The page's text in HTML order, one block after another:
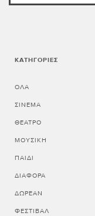
ΚΑΤΗΓΟΡΊΕΣ
ΌΛΑ
ΣΙΝΕΜΆ
ΘΈΑΤΡΟ
ΜΟΥΣΙΚΉ
ΠΑΙΔΊ
ΔΙΆΦΟΡΑ
ΔΩΡΕΆΝ
ΦΕΣΤΙΒΆΛ